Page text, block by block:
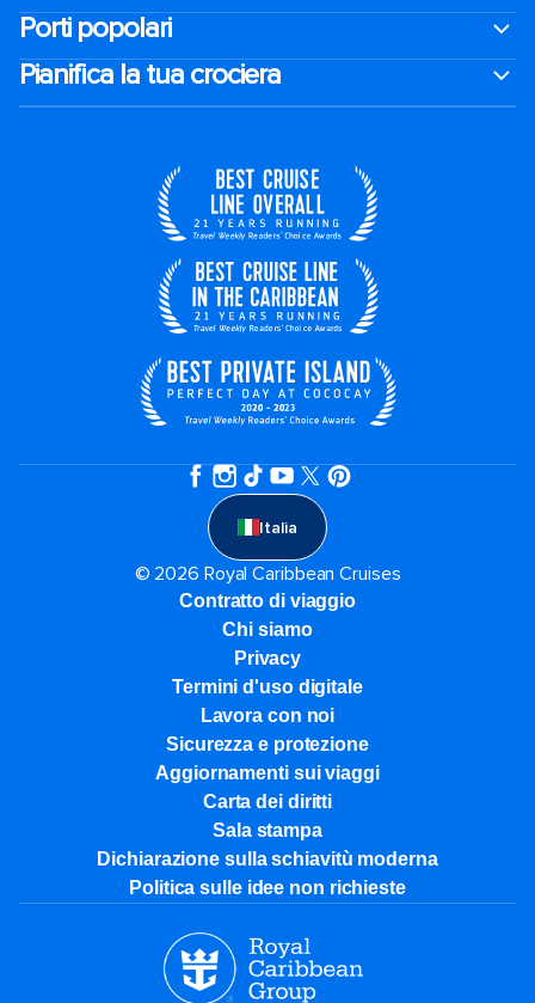
Porti popolari
Pianifica la tua crociera
Italia
© 2026 Royal Caribbean Cruises
Contratto di viaggio
Chi siamo
Privacy
Termini d'uso digitale
Lavora con noi
Sicurezza e protezione
Aggiornamenti sui viaggi
Carta dei diritti
Sala stampa
Dichiarazione sulla schiavitù moderna
Politica sulle idee non richieste